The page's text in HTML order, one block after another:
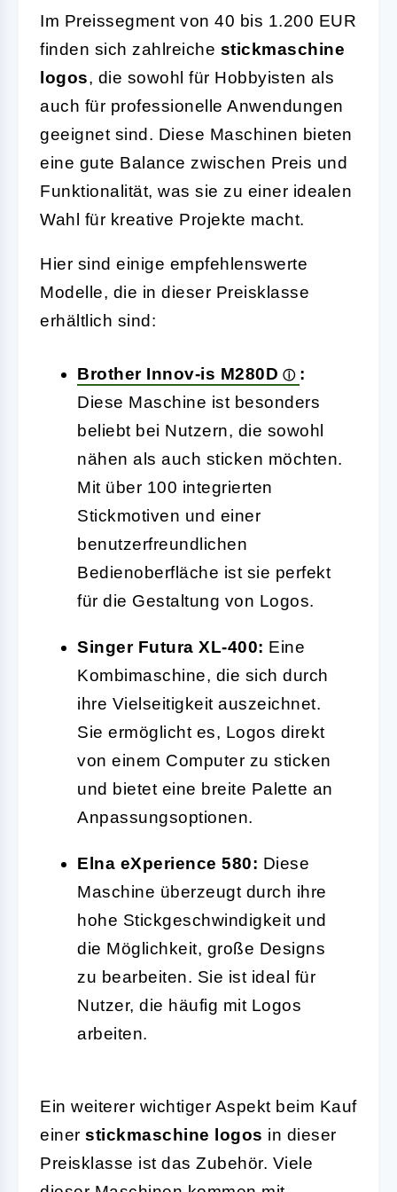
Im Preissegment von 40 bis 1.200 EUR
finden sich zahlreiche stickmaschine
logos, die sowohl für Hobbyisten als
auch für professionelle Anwendungen
geeignet sind. Diese Maschinen bieten
eine gute Balance zwischen Preis und
Funktionalität, was sie zu einer idealen
Wahl für kreative Projekte macht.
Hier sind einige empfehlenswerte
Modelle, die in dieser Preisklasse
erhältlich sind:
Brother Innov-is M280D
:
Diese Maschine ist besonders
beliebt bei Nutzern, die sowohl
nähen als auch sticken möchten.
Mit über 100 integrierten
Stickmotiven und einer
benutzerfreundlichen
Bedienoberfläche ist sie perfekt
für die Gestaltung von Logos.
Singer Futura XL-400: Eine
Kombimaschine, die sich durch
ihre Vielseitigkeit auszeichnet.
Sie ermöglicht es, Logos direkt
von einem Computer zu sticken
und bietet eine breite Palette an
Anpassungsoptionen.
Elna eXperience 580: Diese
Maschine überzeugt durch ihre
hohe Stickgeschwindigkeit und
die Möglichkeit, große Designs
zu bearbeiten. Sie ist ideal für
Nutzer, die häufig mit Logos
arbeiten.
Ein weiterer wichtiger Aspekt beim Kauf
einer stickmaschine logos in dieser
Preisklasse ist das Zubehör. Viele